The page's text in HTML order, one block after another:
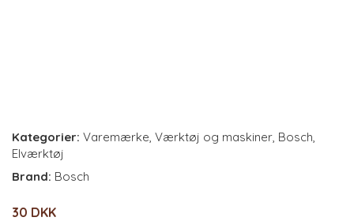
Kategorier: Varemærke, Værktøj og maskiner, Bosch,
Elværktøj
Brand: Bosch
30 DKK